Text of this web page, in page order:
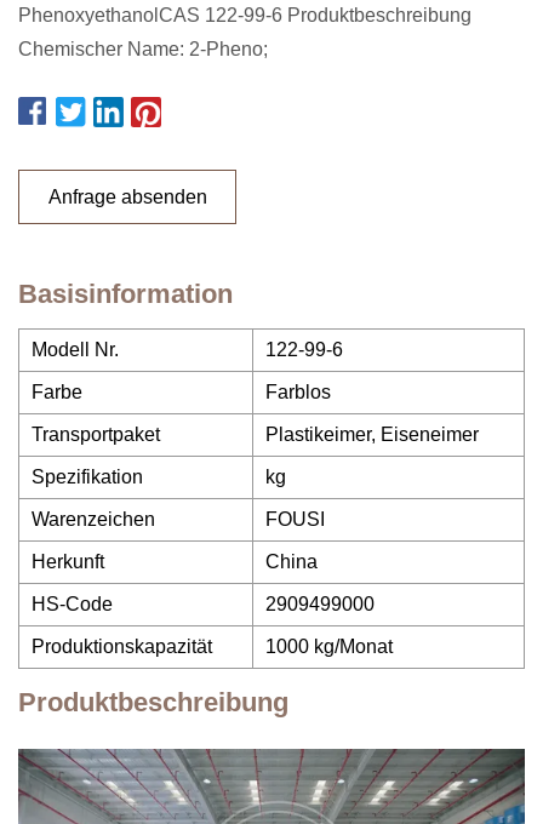
PhenoxyethanolCAS 122-99-6 Produktbeschreibung
Chemischer Name: 2-Pheno;
Anfrage absenden
Basisinformation
Modell Nr. 122-99-6
Farbe Farblos
Transportpaket Plastikeimer, Eiseneimer
Spezifikation kg
Warenzeichen FOUSI
Herkunft China
HS-Code 2909499000
Produktionskapazität 1000 kg/Monat
Produktbeschreibung